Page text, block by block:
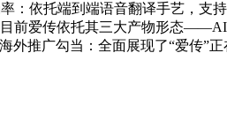
：依托端到端语音翻译手艺，
前爱传依托其三大产物形态
外推广勾当：全面展现了“爱传